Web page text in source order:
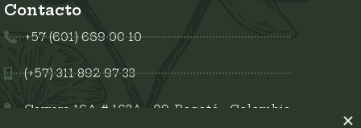
Contacto
+57 (601) 669 00 10
(+57) 311 892 97 33
Carrera 16A # 163A - 09, Bogotá - Colombia